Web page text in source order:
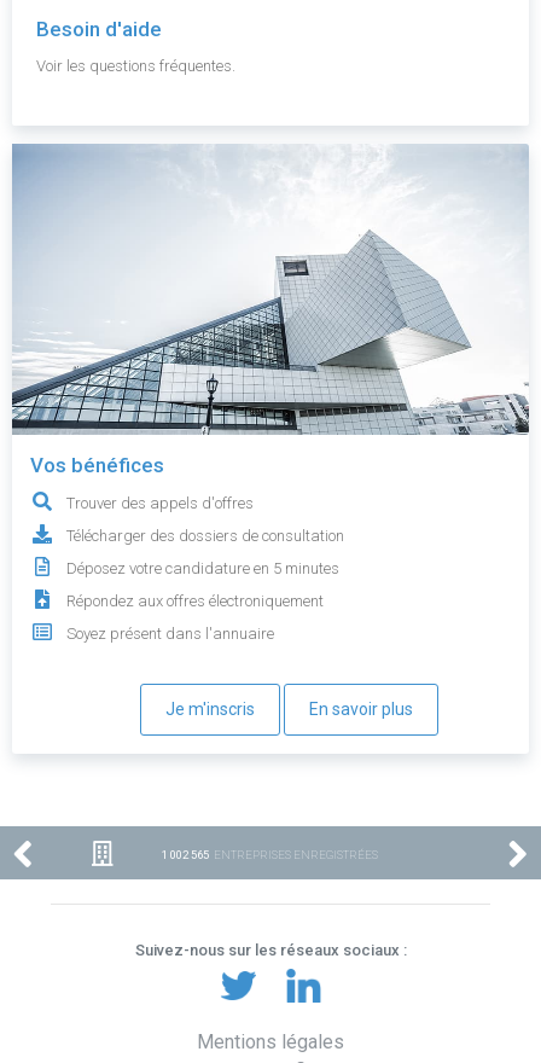
Besoin d'aide
Voir les questions fréquentes.
Vos bénéfices
Trouver des appels d'offres
Télécharger des dossiers de consultation
Déposez votre candidature en 5 minutes
Répondez aux offres électroniquement
Soyez présent dans l'annuaire
Je m'inscris En savoir plus
1 002 565 ENTREPRISES ENREGISTRÉES
Suivez-nous sur les réseaux sociaux :
Mentions légales